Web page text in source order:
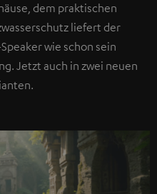
dem praktischen
liefert der
wie schon sein
Jetzt auch in zwei neuen